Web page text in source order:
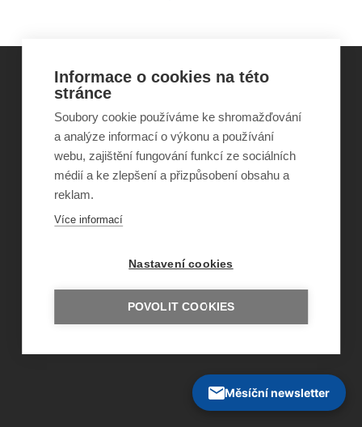
© Obecně prospěšná společnost Sirius , o.p.s.
2011–2026
Šance Dětem
ISSN 1805-8876
nazory@sancedetem.cz
Ochrana osobních údajů
Měsíční newsletter
Informace o cookies na této
stránce
Soubory cookie používáme ke shromažďování
a analýze informací o výkonu a používání
webu, zajištění fungování funkcí ze sociálních
médií a ke zlepšení a přizpůsobení obsahu a
reklam.
Více informací
Nastavení cookies
POVOLIT COOKIES